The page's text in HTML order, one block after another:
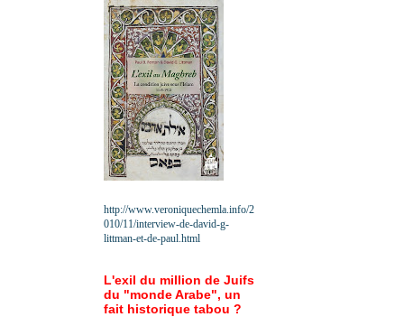
http://www.veroniquechemla.info/2
010/11/interview-de-david-g-
littman-et-de-paul.html
L'exil du million de Juifs
du "monde Arabe", un
fait historique tabou ?